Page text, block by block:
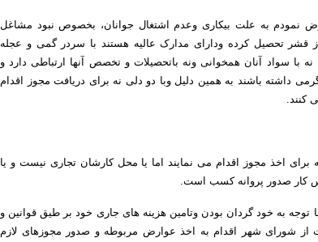
نمودم به علت بیکاری وعدم اشتغال جوانان، بخصوص نبود مشاغل
قشر تحصیل کرده ودارای مدارک عالیه هستند با سردر گمی و عجله
نه با سواد آنان همخوانی ونه باتحصیلات و تخصص آنها ارتباطی دارد و
داشته باشند به همین دلیل وبا دو دلی نه برای دریافت مجوز
اقدام
کنند
برای اخذ مجوز اقدام می نمایند اما یا محل کارشان تجاری نیست و یا
کار صدور پروانه کسب است
توجه به خود گردان بودن وتامین هزینه های جاری خود بر طیق قوانین و
از شورای شهر اقدام به اخذ عوارض مربوطه و صدور مجوزهای لازم